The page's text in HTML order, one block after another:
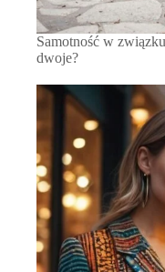
Samotność w
dwoje?